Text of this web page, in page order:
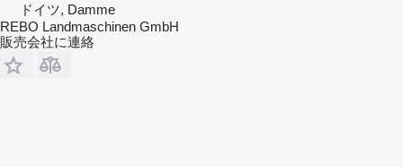
ドイツ, Damme
REBO Landmaschinen GmbH
販売会社に連絡